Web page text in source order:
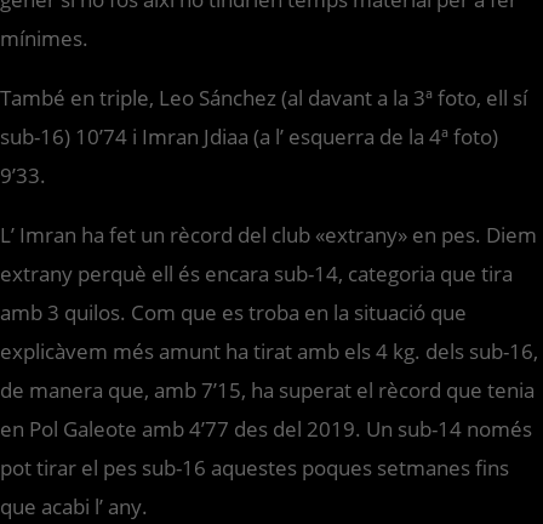
mínimes.
També en triple, Leo Sánchez (al davant a la 3ª foto, ell sí
sub-16) 10’74 i Imran Jdiaa (a l’ esquerra de la 4ª foto)
9’33.
L’ Imran ha fet un rècord del club «extrany» en pes. Diem
extrany perquè ell és encara sub-14, categoria que tira
amb 3 quilos. Com que es troba en la situació que
explicàvem més amunt ha tirat amb els 4 kg. dels sub-16,
de manera que, amb 7’15, ha superat el rècord que tenia
en Pol Galeote amb 4’77 des del 2019. Un sub-14 només
pot tirar el pes sub-16 aquestes poques setmanes fins
que acabi l’ any.